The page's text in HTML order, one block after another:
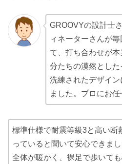
GROOVYの設計士
ィネーターさんが
て、打ち合わせが
分たちの漠然とし
洗練されたデザイ
ました。プロにお任
標準仕様で耐震等級3と高い断
っていると聞いて安心できま
全体が暖かく、裸足で歩いて